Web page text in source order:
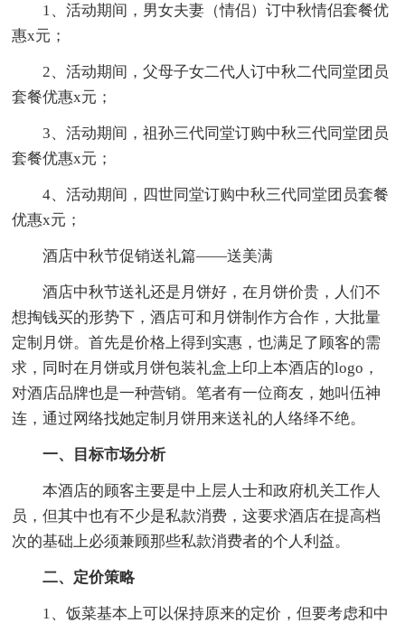
1、活动期间，男女夫妻（情侣）订中秋情侣套餐优
惠x元；
2、活动期间，父母子女二代人订中秋二代同堂团员
套餐优惠x元；
3、活动期间，祖孙三代同堂订购中秋三代同堂团员
套餐优惠x元；
4、活动期间，四世同堂订购中秋三代同堂团员套餐
优惠x元；
酒店中秋节促销送礼篇——送美满
酒店中秋节送礼还是月饼好，在月饼价贵，人们不
想掏钱买的形势下，酒店可和月饼制作方合作，大批量
定制月饼。首先是价格上得到实惠，也满足了顾客的需
求，同时在月饼或月饼包装礼盒上印上本酒店的logo，
对酒店品牌也是一种营销。笔者有一位商友，她叫伍神
连，通过网络找她定制月饼用来送礼的人络绎不绝。
一、目标市场分析
本酒店的顾客主要是中上层人士和政府机关工作人
员，但其中也有不少是私款消费，这要求酒店在提高档
次的基础上必须兼顾那些私款消费者的个人利益。
二、定价策略
1、饭菜基本上可以保持原来的定价，但要考虑和中